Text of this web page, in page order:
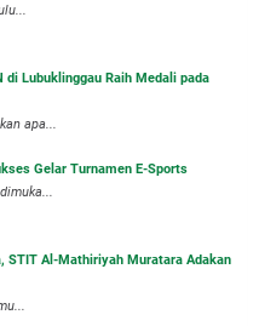
di Lubuklinggau Raih Medali pada
apa...
Gelar Turnamen E-Sports
STIT Al-Mathiriyah Muratara Adakan